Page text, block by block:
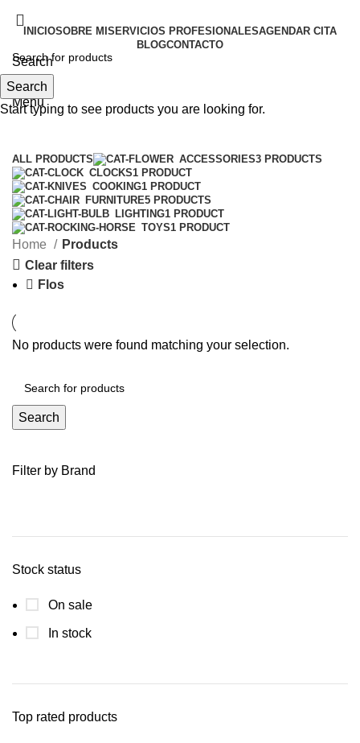
INICIOSOBRE MI SERVICIOS PROFESIONALESAGENDAR CITA
BLOGCONTACTO
Search
Menu
ALL PRODUCTS ACCESSORIES3 PRODUCTS
CLOCKS1 PRODUCT
COOKING1 PRODUCT
FURNITURE5 PRODUCTS
LIGHTING1 PRODUCT
TOYS1 PRODUCT
Filter by Brand
Stock status
On sale
In stock
Top rated products
Home
Products
Clear filters
Flos
No products were found matching your selection.
Search
Search
Start typing to see products you are looking for.